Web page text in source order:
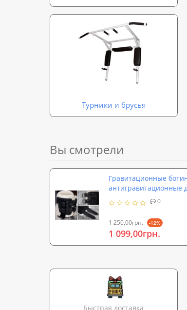
Турники и брусья
Вы смотрели
Гравитационные
антигравитационные
OSPORT Lite (OF-0001)
0
1 250,00грн. -12%
1 099,00грн.
Быстрая доставка